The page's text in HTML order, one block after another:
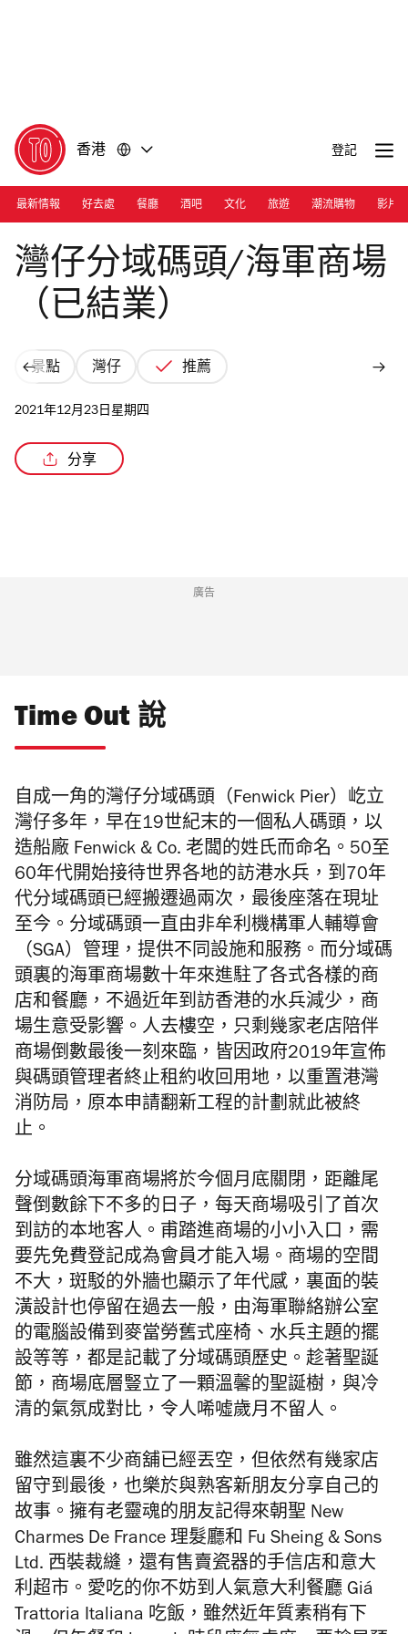
香港 登記
最新情報 好去處 餐廳 酒吧 文化 旅遊 潮流購物 影片
Photograph: Cara Hung
灣仔分域碼頭/海軍商場
（已結業）
景點 灣仔 推薦
2021年12月23日星期四
分享
廣告
Time Out 說
自成一角的灣仔分域碼頭（Fenwick Pier）屹立
灣仔多年，早在19世紀末的一個私人碼頭，以
造船廠 Fenwick & Co. 老闆的姓氏而命名。50至
60年代開始接待世界各地的訪港水兵，到70年
代分域碼頭已經搬遷過兩次，最後座落在現址
至今。分域碼頭一直由非牟利機構軍人輔導會
（SGA）管理，提供不同設施和服務。而分域碼
頭裏的海軍商場數十年來進駐了各式各樣的商
店和餐廳，不過近年到訪香港的水兵減少，商
場生意受影響。人去樓空，只剩幾家老店陪伴
商場倒數最後一刻來臨，皆因政府2019年宣佈
與碼頭管理者終止租約收回用地，以重置港灣
消防局，原本申請翻新工程的計劃就此被終
止。
分域碼頭海軍商場將於今個月底關閉，距離尾
聲倒數餘下不多的日子，每天商場吸引了首次
到訪的本地客人。 甫踏進商場的小小入口，需
要先免費登記成為會員才能入場。 商場的空間
不大，斑駁的外牆也顯示了年代感，裏面的裝
潢設計也停留在過去一般，由海軍聯絡辦公室
的電腦設備到麥當勞舊式座椅、水兵主題的擺
設等等，都是記載了分域碼頭歷史。趁著聖誕
節，商場底層豎立了一顆溫馨的聖誕樹，與冷
清的氣氛成對比，令人唏噓歲月不留人。
雖然這裏不少商舖已經丟空，但依然有幾家店
留守到最後，也樂於與熟客新朋友分享自己的
故事。擁有老靈魂的朋友記得來朝聖 New
Charmes De France 理髮廳和 Fu Sheing & Sons
Ltd. 西裝裁縫，還有售賣瓷器的手信店和意大
利超市。愛吃的你不妨到人氣意大利餐廳 Giá
Trattoria Italiana 吃飯，雖然近年質素稍有下